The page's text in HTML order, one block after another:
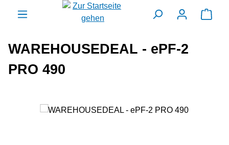
springen
WAREHOUSEDEAL - ePF-2
PRO 490
Bildergalerie überspringen